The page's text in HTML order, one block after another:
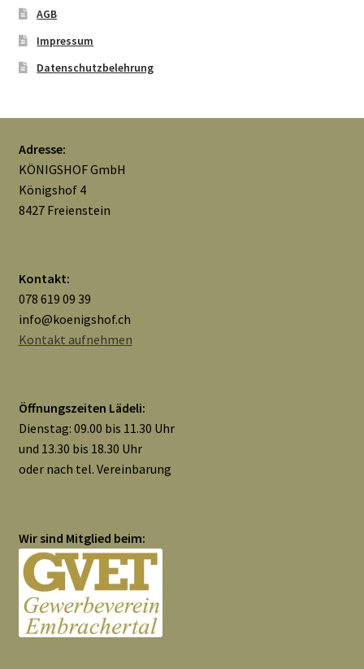
AGB
Impressum
Datenschutzbelehrung
Adresse:
KÖNIGSHOF GmbH
Königshof 4
8427 Freienstein
Kontakt:
078 619 09 39
info@koenigshof.ch
Kontakt aufnehmen
Öffnungszeiten Lädeli:
Dienstag: 09.00 bis 11.30 Uhr
und 13.30 bis 18.30 Uhr
oder nach tel. Vereinbarung
Wir sind Mitglied beim: